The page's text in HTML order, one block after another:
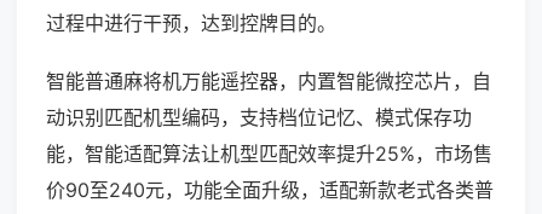
过程中进行干预，达到控牌目的。
智能普通麻将机万能遥控器，内置智能微控芯片，自
动识别匹配机型编码，支持档位记忆、模式保存功
能，智能适配算法让机型匹配效率提升25%，市场售
价90至240元，功能全面升级，适配新款老式各类普